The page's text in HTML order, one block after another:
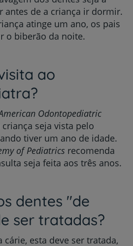
antes de a criança ir dormir.
atinge um ano, os pais
o biberão da noite.
ao
Odontopediatric
seja vista pelo
tiver um ano de idade.
of Pediatrics recomenda
seja feita aos três anos.
dentes "de
ser tratadas?
esta deve ser tratada,